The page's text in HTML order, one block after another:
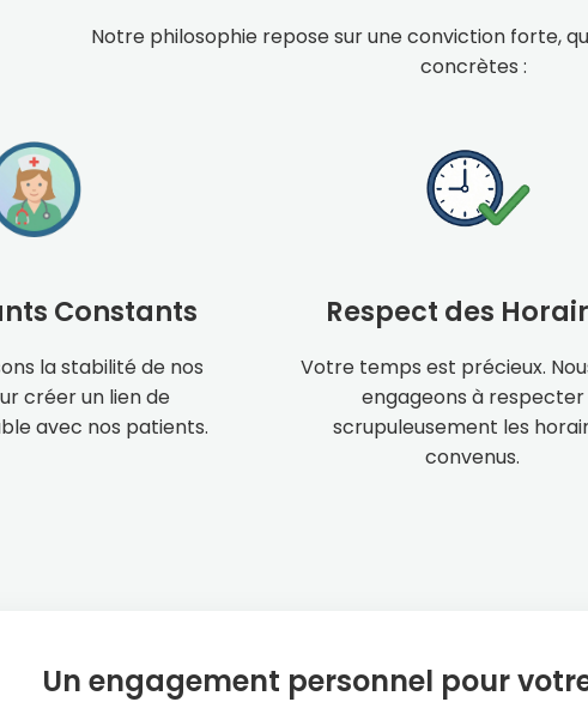
Notre philosophie repose sur une conviction forte,
concrètes :
Constants
la stabilité de nos
créer un lien de
avec nos patients.
Respect des
Votre temps est précieux.
engageons à respecter
scrupuleusement les
convenus.
Un engagement personnel pour